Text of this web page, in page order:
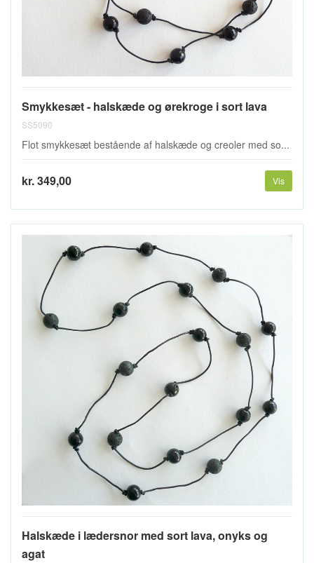
Smykkesæt - halskæde og ørekroge i sort lava
SS5090
Flot smykkesæt bestående af halskæde og creoler med so...
kr. 349,00 Vis
Halskæde i lædersnor med sort lava, onyks og
agat